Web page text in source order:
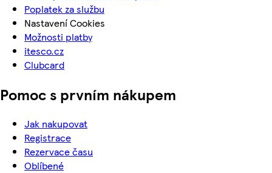
Poplatek za službu
Nastavení Cookies
Možnosti platby
itesco.cz
Clubcard
Pomoc s prvním nákupem
Jak nakupovat
Registrace
Rezervace času
Oblíbené